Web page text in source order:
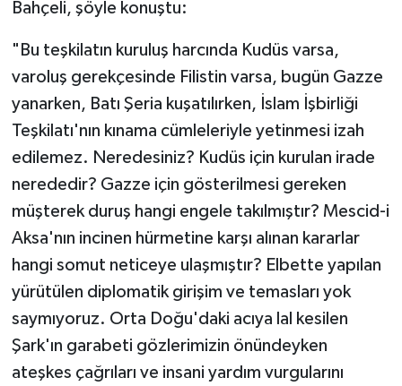
Bahçeli, şöyle konuştu:
"Bu teşkilatın kuruluş harcında Kudüs varsa,
varoluş gerekçesinde Filistin varsa, bugün Gazze
yanarken, Batı Şeria kuşatılırken, İslam İşbirliği
Teşkilatı'nın kınama cümleleriyle yetinmesi izah
edilemez. Neredesiniz? Kudüs için kurulan irade
nerededir? Gazze için gösterilmesi gereken
müşterek duruş hangi engele takılmıştır? Mescid-i
Aksa'nın incinen hürmetine karşı alınan kararlar
hangi somut neticeye ulaşmıştır? Elbette yapılan
yürütülen diplomatik girişim ve temasları yok
saymıyoruz. Orta Doğu'daki acıya lal kesilen
Şark'ın garabeti gözlerimizin önündeyken
ateşkes çağrıları ve insani yardım vurgularını